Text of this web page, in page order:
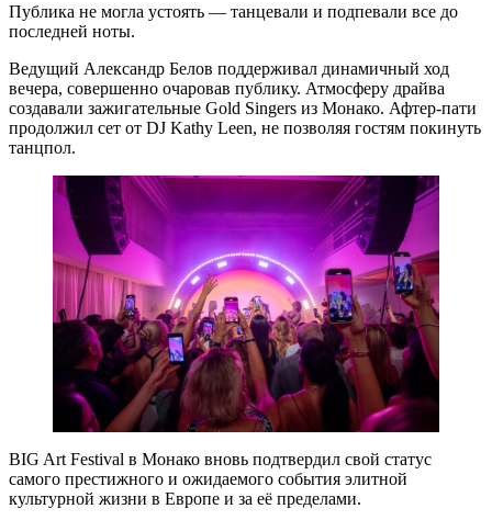
Публика не могла устоять — танцевали и подпевали все до
последней ноты.
Ведущий Александр Белов поддерживал динамичный ход
вечера, совершенно очаровав публику. Атмосферу драйва
создавали зажигательные Gold Singers из Монако. Афтер-пати
продолжил сет от DJ Kathy Leen, не позволяя гостям покинуть
танцпол.
BIG Art Festival в Монако вновь подтвердил свой статус
самого престижного и ожидаемого события элитной
культурной жизни в Европе и за её пределами.